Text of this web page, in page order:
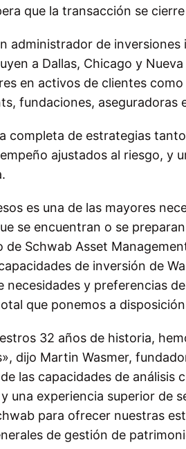
que la transacción se
administrador de
a Dallas, Chicago y
en activos de clientes
fundaciones, aseguradoras
completa de estrategias
ajustados al riesgo, y
es una de las mayores
se encuentran o se
Schwab Asset
de inversión de
necesidades y preferencias
que ponemos a
32 años de historia,
dijo Martin Wasmer,
las capacidades de
una experiencia superior de
para ofrecer nuestras
de gestión de